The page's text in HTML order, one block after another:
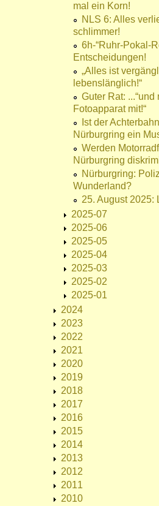
mal ein Korn!
NLS 6: Alles
schlimmer!
6h-“Ruhr-Pokal-
Entscheidungen!
„Alles ist
lebenslänglich!“
Guter Rat:
Fotoapparat mit!“
Ist der
Nürburgring ein
Werden
Nürburgring
Nürburgring:
Wunderland?
25. August 2025:
2025-07
2025-06
2025-05
2025-04
2025-03
2025-02
2025-01
2024
2023
2022
2021
2020
2019
2018
2017
2016
2015
2014
2013
2012
2011
2010